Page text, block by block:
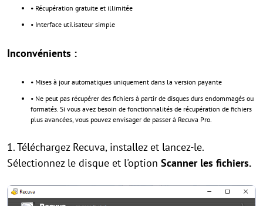
• Récupération gratuite et illimitée
• Interface utilisateur simple
Inconvénients :
• Mises à jour automatiques uniquement dans la version payante
• Ne peut pas récupérer des fichiers à partir de disques durs endommagés ou
formatés. Si vous avez besoin de fonctionnalités de récupération de fichiers
plus avancées, vous pouvez envisager de passer à Recuva Pro.
1. Téléchargez Recuva, installez et lancez-le.
Sélectionnez le disque et l'option Scanner les fichiers.